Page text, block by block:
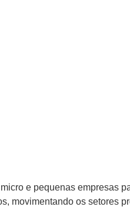
e pequenas empresas
movimentando os setores